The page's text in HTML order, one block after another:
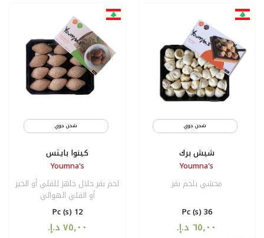
شحن جوي
شيش برك
Youmna's
محشي بلحم بقر
36 Pc (s)
شحن جوي
كينوا بايتس
Youmna's
لحم بقر حلال جاهز للقلي أو الخبز
أو القلي الهوائي
12 Pc (s)